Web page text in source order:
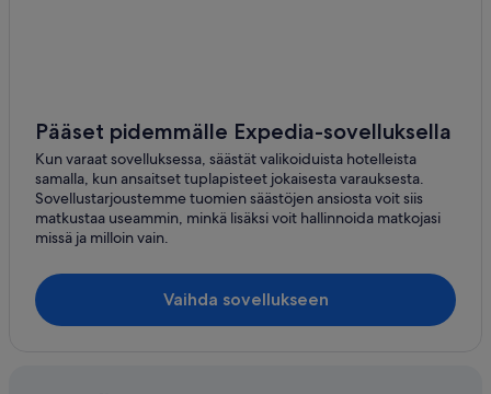
Pääset pidemmälle Expedia-sovelluksella
Kun varaat sovelluksessa, säästät valikoiduista hotelleista
samalla, kun ansaitset tuplapisteet jokaisesta varauksesta.
Sovellustarjoustemme tuomien säästöjen ansiosta voit siis
matkustaa useammin, minkä lisäksi voit hallinnoida matkojasi
missä ja milloin vain.
Vaihda sovellukseen